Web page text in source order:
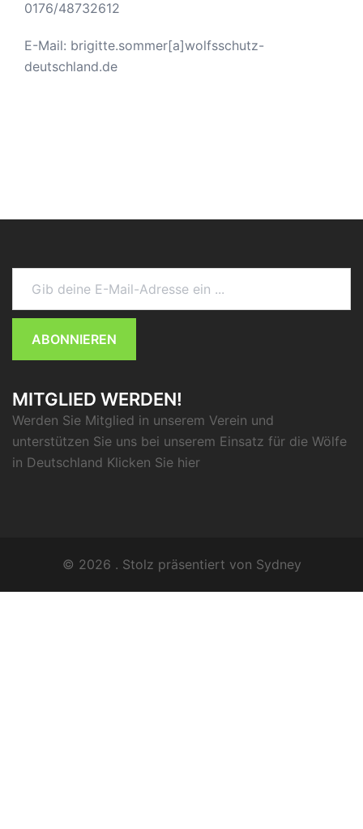
0176/48732612
E-Mail: brigitte.sommer[a]wolfsschutz-
deutschland.de
Gib deine E-Mail-Adresse ein ...
ABONNIEREN
MITGLIED WERDEN!
Werden Sie Mitglied in unserem Verein und
unterstützen Sie uns bei unserem Einsatz für die Wölfe
in Deutschland Klicken Sie hier
© 2026 . Stolz präsentiert von Sydney